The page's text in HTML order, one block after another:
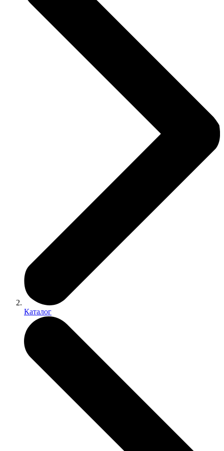
Каталог